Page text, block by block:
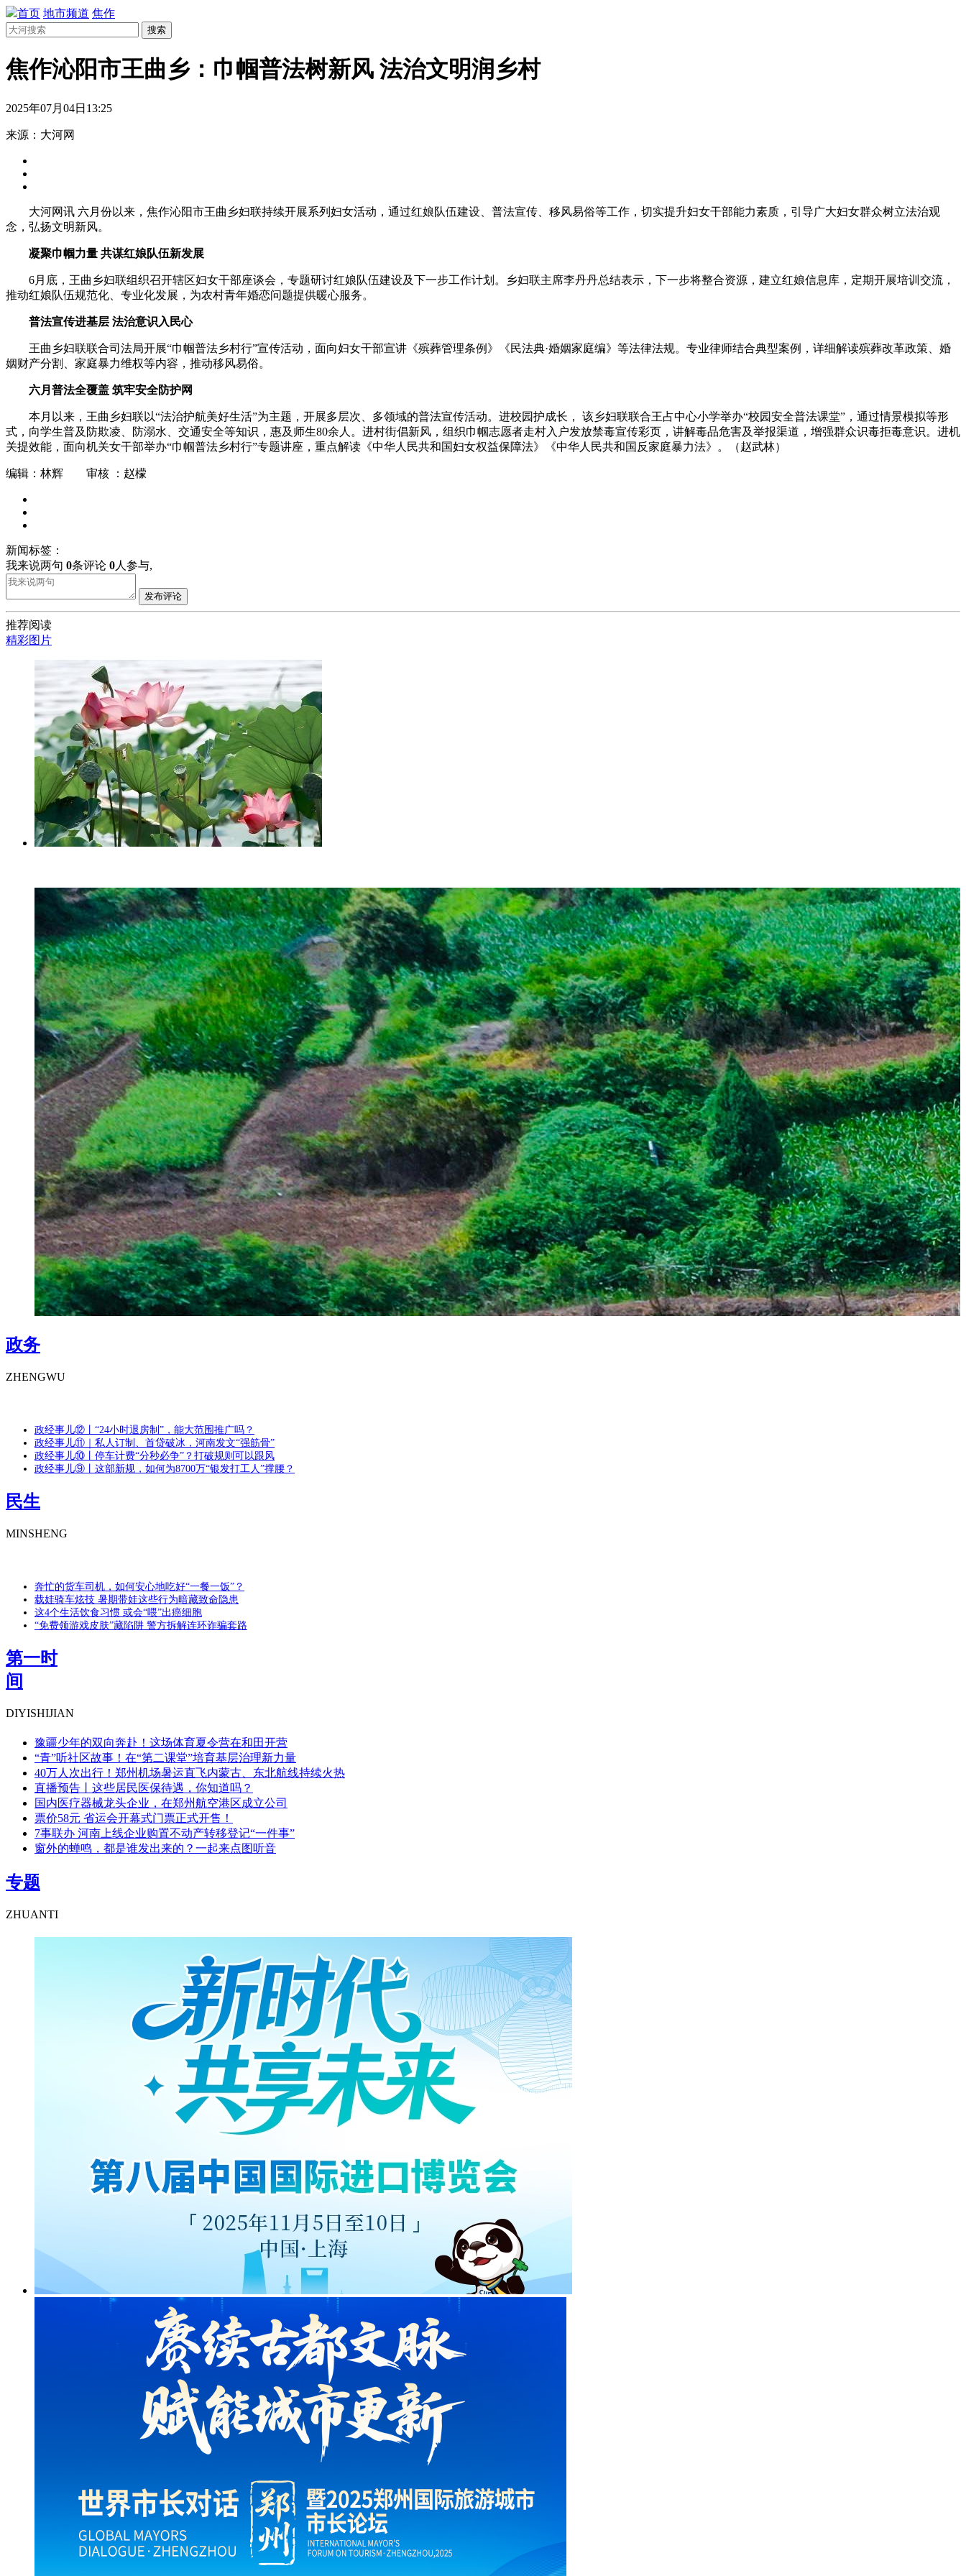
首页 地市频道 焦作
搜索
焦作沁阳市王曲乡：巾帼普法树新风 法治文明润乡村
2025年07月04日13:25
来源：大河网
大河网讯 六月份以来，焦作沁阳市王曲乡妇联持续开展系列妇女活动，通过红娘队伍建设、普法宣传、移风易俗等工作，切实提升妇女干部能力素质，引导广大妇女群众树立法治观
念，弘扬文明新风。
凝聚巾帼力量 共谋红娘队伍新发展
6月底，王曲乡妇联组织召开辖区妇女干部座谈会，专题研讨红娘队伍建设及下一步工作计划。乡妇联主席李丹丹总结表示，下一步将整合资源，建立红娘信息库，定期开展培训交流，
推动红娘队伍规范化、专业化发展，为农村青年婚恋问题提供暖心服务。
普法宣传进基层 法治意识入民心
王曲乡妇联联合司法局开展“巾帼普法乡村行”宣传活动，面向妇女干部宣讲《殡葬管理条例》《民法典·婚姻家庭编》等法律法规。专业律师结合典型案例，详细解读殡葬改革政策、婚
姻财产分割、家庭暴力维权等内容，推动移风易俗。
六月普法全覆盖 筑牢安全防护网
本月以来，王曲乡妇联以“法治护航美好生活”为主题，开展多层次、多领域的普法宣传活动。进校园护成长， 该乡妇联联合王占中心小学举办“校园安全普法课堂”，通过情景模拟等形
式，向学生普及防欺凌、防溺水、交通安全等知识，惠及师生80余人。进村街倡新风，组织巾帼志愿者走村入户发放禁毒宣传彩页，讲解毒品危害及举报渠道，增强群众识毒拒毒意识。进机
关提效能，面向机关女干部举办“巾帼普法乡村行”专题讲座，重点解读《中华人民共和国妇女权益保障法》《中华人民共和国反家庭暴力法》。
（赵武林）
编辑：林辉 审核 ：赵檬
新闻标签：
我来说两句 0条评论 0人参与,
发布评论
推荐阅读